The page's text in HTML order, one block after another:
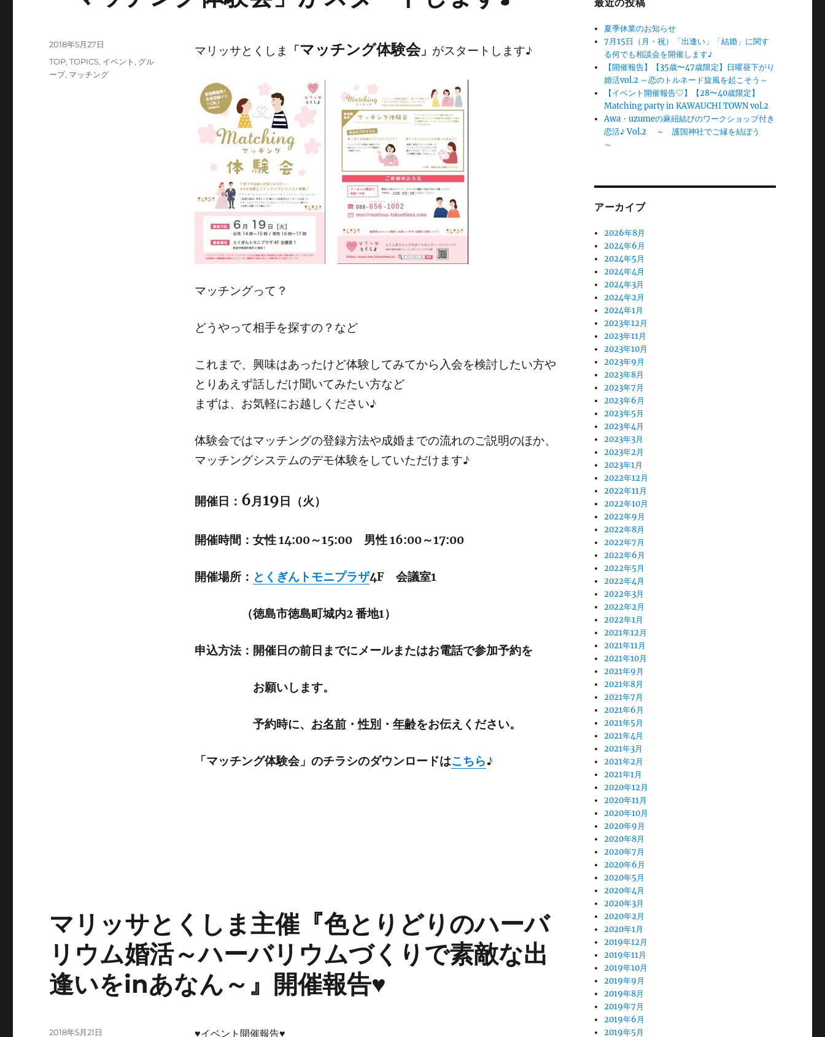
マリッサとくしま 「マッチング体験会」 がスタートします♪
マッチングって？
どうやって相手を探すの？など
これまで、興味はあったけど体験してみてから入会を検討したい方や
とりあえず話しだけ聞いてみたい方など
まずは、お気軽にお越しください♪
体験会ではマッチングの登録方法や成婚までの流れのご説明のほか、
マッチングシステムのデモ体験をしていただけます♪
開催日： 6月 19 日（火）
開催時間：女性 14:00～15:00 男性 16:00～17:00
開催場所： とくぎんトモニプラザ4F 会議室1
（徳島市徳島町城内2 番地1）
申込方法：開催日の前日までにメールまたはお電話で参加予約を
お願いします。
予約時に、 お名前・性別 ・ 年齢をお伝えください。
「マッチング体験会」のチラシのダウンロードはこちら♪
投
2018年5月27日
カ
テ
TOP,TOPICS, イベント , グル
ープ, マッチング
マリッサとくしま主催『色とりどりのハーバ
リウム婚活～ハーバリウムづくりで素敵な出
逢いをinあなん～』開催報告♥
♥イベント開催報告♥️
投
2018年5月21日
最近の投稿
夏季休業のお知らせ
7月15日（月・祝）「出逢い」「結婚」に関す
る何でも相談会を開催します♪
【開催報告】【35歳〜47歳限定】日曜昼下がり
婚活vol.2 ～恋のトルネード旋風を起こそう～
【イベント開催報告♡】【28〜40歳限定】
Matching party in KAWAUCHI TOWN vol.2
Awa・uzumeの麻紐結びのワークショップ付き
恋活♪ Vol.2 ～ 護国神社でご縁を結ぼう
～
アーカイブ
2026年8月
2024年6月
2024年5月
2024年4月
2024年3月
2024年2月
2024年1月
2023年12月
2023年11月
2023年10月
2023年9月
2023年8月
2023年7月
2023年6月
2023年5月
2023年4月
2023年3月
2023年2月
2023年1月
2022年12月
2022年11月
2022年10月
2022年9月
2022年8月
2022年7月
2022年6月
2022年5月
2022年4月
2022年3月
2022年2月
2022年1月
2021年12月
2021年11月
2021年10月
2021年9月
2021年8月
2021年7月
2021年6月
2021年5月
2021年4月
2021年3月
2021年2月
2021年1月
2020年12月
2020年11月
2020年10月
2020年9月
2020年8月
2020年7月
2020年6月
2020年5月
2020年4月
2020年3月
2020年2月
2020年1月
2019年12月
2019年11月
2019年10月
2019年9月
2019年8月
2019年7月
2019年6月
2019年5月